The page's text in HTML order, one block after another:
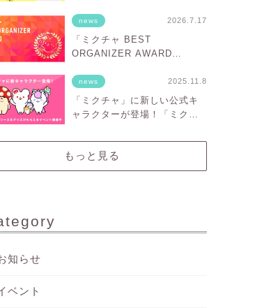
news 2026.7.17
「ミクチャ BEST
ORGANIZER AWARD
「BESTオーガナイザー賞」を
受賞
news 2025.11.8
「ミクチャ」に新しい公式キ
ャラクターが登場！「ミクチ
もっと見る
知らせ
ベント